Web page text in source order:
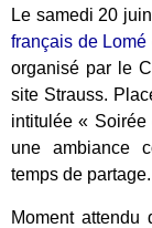
Le samedi 20
français de Lomé
organisé par le
site Strauss.
intitulée «
une ambiance
temps de partage.
Moment